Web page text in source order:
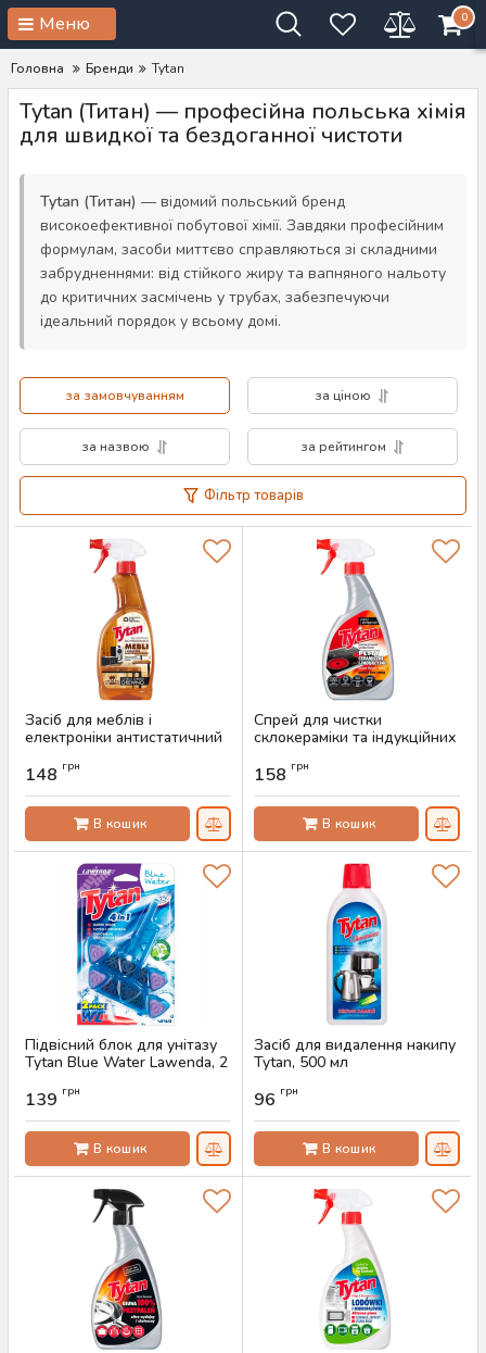
Меню 0
Головна Бренди Tytan
Tytan (Титан) — професійна польська хімія
для швидкої та бездоганної чистоти
Tytan (Титан) — відомий польський бренд
високоефективної побутової хімії. Завдяки професійним
формулам, засоби миттєво справляються зі складними
забрудненнями: від стійкого жиру та вапняного нальоту
до критичних засмічень у трубах, забезпечуючи
ідеальний порядок у всьому домі.
за замовчуванням за ціною
за назвою за рейтингом
Фільтр товарів
Засіб для меблів і
електроніки антистатичний
Артикул:
148 грн
В кошик
Спрей для чистки
склокераміки та індукційних
Артикул:
158 грн
В кошик
Підвісний блок для унітазу
Tytan Blue Water Lawenda, 2
Артикул:
139 грн
В кошик
Засіб для видалення накипу
Tytan, 500 мл
96 грн
В кошик